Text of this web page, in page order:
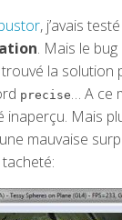
, j’avais
. Mais le
trouvé la solution
precise… A ce
inaperçu. Mais
une mauvaise